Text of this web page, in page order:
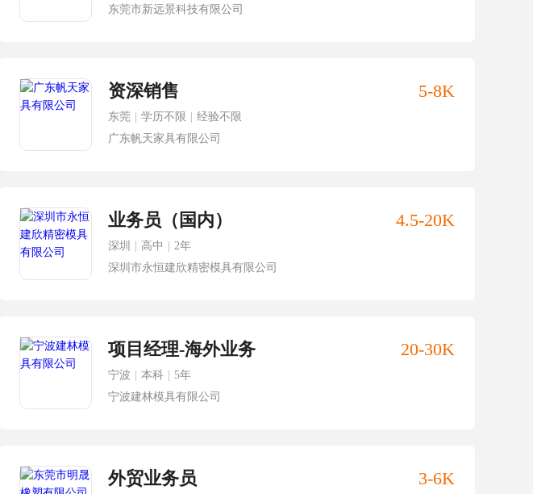
东莞市新远景科技有限公司
资深销售 5-8K
东莞 学历不限
经验不限
广东帆天家具有限公司
业务员（国内） 4.5-20K
深圳 高中
2年
深圳市永恒建欣精密模具有限公司
项目经理-海外业务 20-30K
宁波 本科
5年
宁波建林模具有限公司
外贸业务员 3-6K